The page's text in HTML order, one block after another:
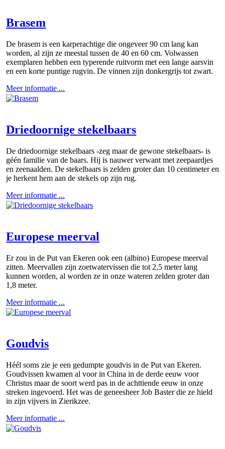
Brasem
De brasem is een karperachtige die ongeveer 90 cm lang kan
worden, al zijn ze meestal tussen de 40 en 60 cm. Volwassen
exemplaren hebben een typerende ruitvorm met een lange aarsvin
en een korte puntige rugvin. De vinnen zijn donkergrijs tot zwart.
Meer informatie ...
Driedoornige stekelbaars
De driedoornige stekelbaars -zeg maar de gewone stekelbaars- is
géén familie van de baars. Hij is nauwer verwant met zeepaardjes
en zeenaalden. De stekelbaars is zelden groter dan 10 centimeter en
je herkent hem aan de stekels op zijn rug.
Meer informatie ...
Europese meerval
Er zou in de Put van Ekeren ook een (albino) Europese meerval
zitten. Meervallen zijn zoetwatervissen die tot 2,5 meter lang
kunnen worden, al worden ze in onze wateren zelden groter dan
1,8 meter.
Meer informatie ...
Goudvis
Héél soms zie je een gedumpte goudvis in de Put van Ekeren.
Goudvissen kwamen al voor in China in de derde eeuw voor
Christus maar de soort werd pas in de achttiende eeuw in onze
streken ingevoerd. Het was de geneesheer Job Baster die ze hield
in zijn vijvers in Zierikzee.
Meer informatie ...